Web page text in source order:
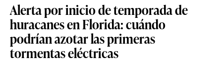
Alerta por inicio de temporada de
huracanes en Florida: cuándo
podrían azotar las primeras
tormentas eléctricas